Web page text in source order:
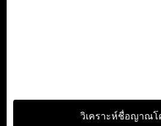
วิเคราะห์ชื่อญาณโ